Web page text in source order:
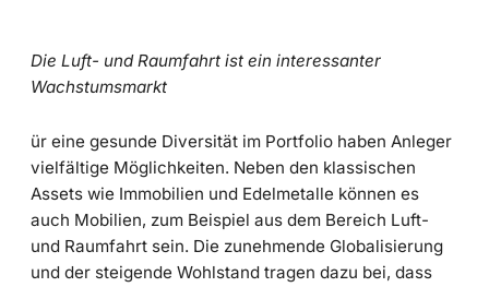
Die Luft- und Raumfahrt ist ein interessanter
Wachstumsmarkt
ür eine gesunde Diversität im Portfolio haben Anleger
vielfältige Möglichkeiten. Neben den klassischen
Assets wie Immobilien und Edelmetalle können es
auch Mobilien, zum Beispiel aus dem Bereich Luft-
und Raumfahrt sein. Die zunehmende Globalisierung
und der steigende Wohlstand tragen dazu bei, dass